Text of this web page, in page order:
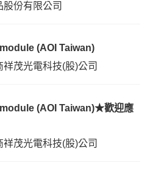
份有限公司
(AOI Taiwan)
茂光電科技(股)公司
(AOI Taiwan)★歡迎應
茂光電科技(股)公司